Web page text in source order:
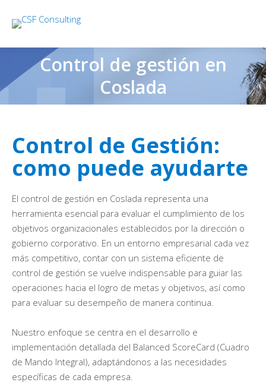
Control de gestión en
Coslada
Control de Gestión:
como puede ayudarte
El control de gestión en Coslada representa una
herramienta esencial para evaluar el cumplimiento de los
objetivos organizacionales establecidos por la dirección o
gobierno corporativo. En un entorno empresarial cada vez
más competitivo, contar con un sistema eficiente de
control de gestión se vuelve indispensable para guiar las
operaciones hacia el logro de metas y objetivos, así como
para evaluar su desempeño de manera continua.
Nuestro enfoque se centra en el desarrollo e
implementación detallada del Balanced ScoreCard (Cuadro
de Mando Integral), adaptándonos a las necesidades
específicas de cada empresa.